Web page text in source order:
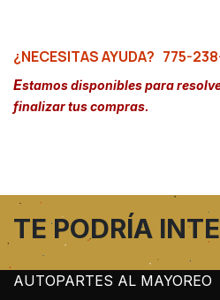
¿NECESITAS AYUDA? 775-
Estamos disponibles para
finalizar tus compras.
TE PODRÍA
AUTOPARTES AL MAYOREO